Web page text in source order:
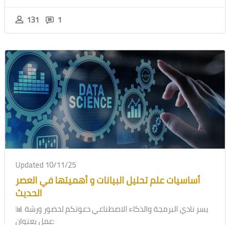
131 1
Updated 10/11/25
أساسيات علم تحليل البيانات و أهميتها في العصر
الحديث
📊 يسر نادي البرمجة والذكاء الاصطناعي دعوتكم لحضور ورشة
عمل بعنوان: